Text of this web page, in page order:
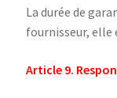
La durée de
fournisseur, elle
Article 9.